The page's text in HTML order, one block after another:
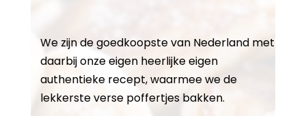
We zijn de goedkoopste van Nederland met
daarbij onze eigen heerlijke eigen
authentieke recept, waarmee we de
lekkerste verse poffertjes bakken.